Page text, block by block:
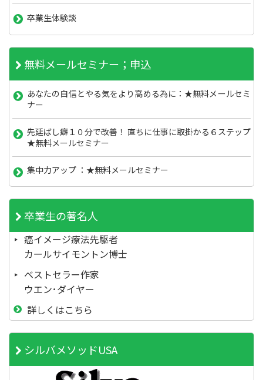
卒業生体験談
無料メールセミナー；申込
あなたの自信とやる気をより高める為に：★無料メールセミ
ナー
先延ばし癖１０分で改善！ 直ちに仕事に取掛かる６ステップ
★無料メールセミナー
集中力アップ ：★無料メールセミナー
卒業生の著名人
癌イメージ療法先駆者
カールサイモントン博士
ベストセラー作家
ウエン･ダイヤー
詳しくはこちら
シルバメソッドUSA